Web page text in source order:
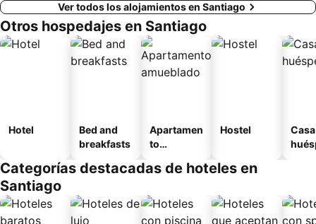
Ver todos los alojamientos en Santiago
Otros hospedajes en Santiago
Hotel
Bed and
breakfasts
Apartamen
to
o
Hostel
Categorías destacadas de hoteles en
Santiago